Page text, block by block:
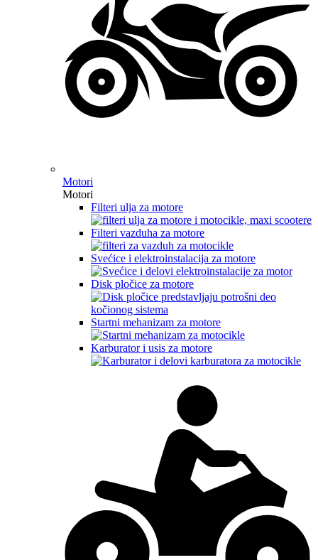
Motori
Motori
Filteri ulja za motore
Filteri vazduha za motore
Svećice i elektroinstalacija za motore
Disk pločice za motore
Startni mehanizam za motore
Karburator i usis za motore